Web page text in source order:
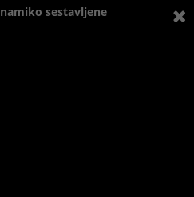
sestavljene